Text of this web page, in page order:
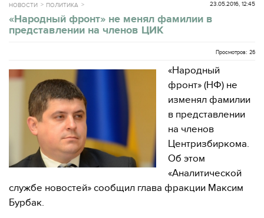
НОВОСТИ ПОЛИТИКА 23.05.2016, 12:45
«Народный фронт» не менял фамилии в
представлении на членов ЦИК
Просмотров: 26
«Народный
фронт» (НФ) не
изменял фамилии
в представлении
на членов
Центризбиркома.
Об этом
«Аналитической
службе новостей» сообщил глава фракции Максим
Бурбак.